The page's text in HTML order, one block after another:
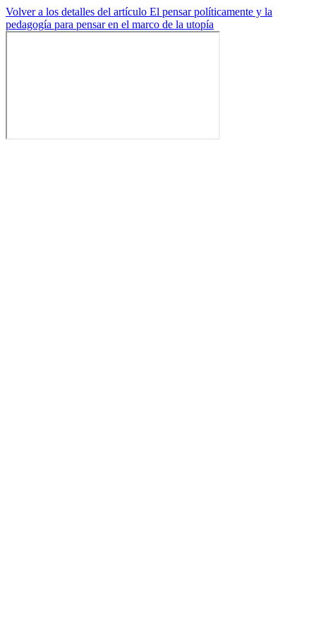
Volver a los detalles del artículo El pensar políticamente y la
pedagogía para pensar en el marco de la utopía